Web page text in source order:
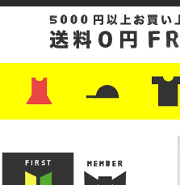
・レザーシューズ/スニーカ
・プリン
・バンド/
・キャラ
・Nike/
・チャン
・サーフ/
・ボーダ
・フット
・タンク